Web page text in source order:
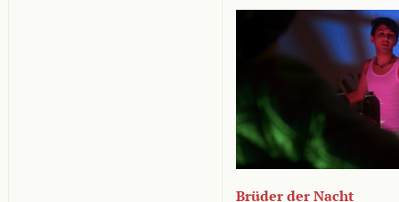
Brüder der Nacht